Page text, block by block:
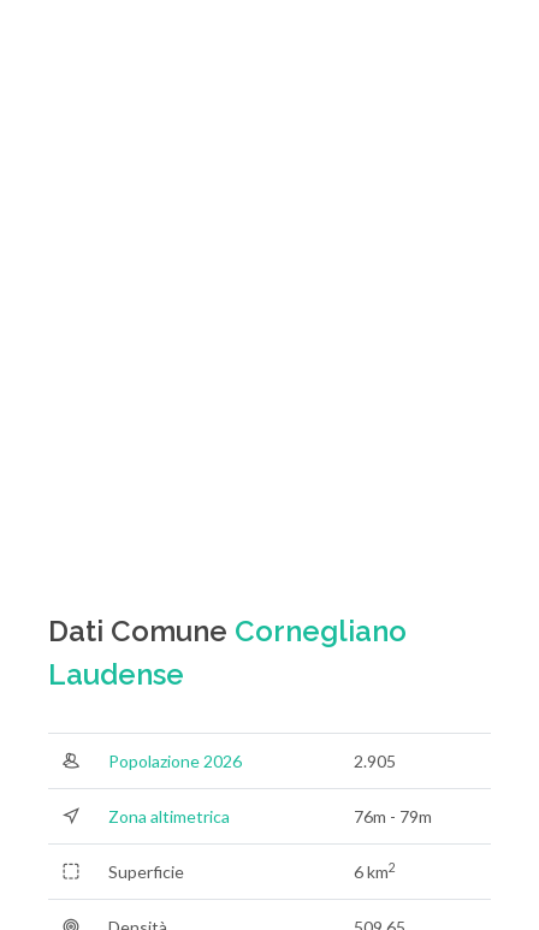
Dati Comune Cornegliano
Laudense
Popolazione 2026 2.905
Zona altimetrica 76m - 79m
Superficie 6 km2